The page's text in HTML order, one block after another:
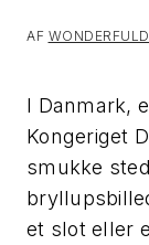
AF
I Danmark,
Kongeriget
smukke
et slot eller